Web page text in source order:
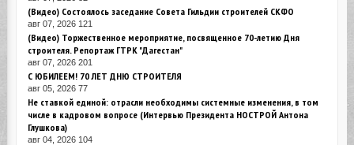
(Видео) Состоялось заседание Совета Гильдии строителей СКФО
авг 07, 2026 121
(Видео) Торжественное мероприятие, посвященное 70-летию Дня
строителя. Репортаж ГТРК "Дагестан"
авг 07, 2026 201
С ЮБИЛЕЕМ! 70 ЛЕТ ДНЮ СТРОИТЕЛЯ
авг 05, 2026 77
Не ставкой единой: отрасли необходимы системные изменения, в том
числе в кадровом вопросе (Интервью Президента НОСТРОЙ Антона
Глушкова)
авг 04, 2026 104